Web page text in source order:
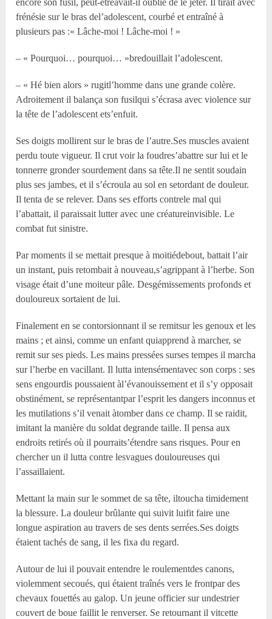
encore son fusil, peut-êtreavait-il oublié de le jeter. Il tirait avec
frénésie sur le bras del’adolescent, courbé et entraîné à
plusieurs pas :« Lâche-moi ! Lâche-moi ! »
– « Pourquoi… pourquoi… »bredouillait l’adolescent.
– « Hé bien alors » rugitl’homme dans une grande colère.
Adroitement il balança son fusilqui s’écrasa avec violence sur
la tête de l’adolescent ets’enfuit.
Ses doigts mollirent sur le bras de l’autre.Ses muscles avaient
perdu toute vigueur. Il crut voir la foudres’abattre sur lui et le
tonnerre gronder sourdement dans sa tête.Il ne sentit soudain
plus ses jambes, et il s’écroula au sol en setordant de douleur.
Il tenta de se relever. Dans ses efforts contrele mal qui
l’abattait, il paraissait lutter avec une créatureinvisible. Le
combat fut sinistre.
Par moments il se mettait presque à moitiédebout, battait l’air
un instant, puis retombait à nouveau,s’agrippant à l’herbe. Son
visage était d’une moiteur pâle. Desgémissements profonds et
douloureux sortaient de lui.
Finalement en se contorsionnant il se remitsur les genoux et les
mains ; et ainsi, comme un enfant quiapprend à marcher, se
remit sur ses pieds. Les mains pressées surses tempes il marcha
sur l’herbe en vacillant. Il lutta intensémentavec son corps : ses
sens engourdis poussaient àl’évanouissement et il s’y opposait
obstinément, se représentantpar l’esprit les dangers inconnus et
les mutilations s’il venait àtomber dans ce champ. Il se raidit,
imitant la manière du soldat degrande taille. Il pensa aux
endroits retirés où il pourraits’étendre sans risques. Pour en
chercher un il lutta contre lesvagues douloureuses qui
l’assaillaient.
Mettant la main sur le sommet de sa tête, iltoucha timidement
la blessure. La douleur brûlante qui suivit luifit faire une
longue aspiration au travers de ses dents serrées.Ses doigts
étaient tachés de sang, il les fixa du regard.
Autour de lui il pouvait entendre le roulementdes canons,
violemment secoués, qui étaient traînés vers le frontpar des
chevaux fouettés au galop. Un jeune officier sur undestrier
couvert de boue faillit le renverser. Se retournant il vitcette